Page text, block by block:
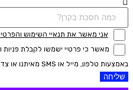
אני מאשר את תנאיי השימוש
מאשר כי פרטיי ישמשו לקבלת פניות
באמצעות טלפון, מייל או SMS מאיתנו או צד שלישי
שליחה